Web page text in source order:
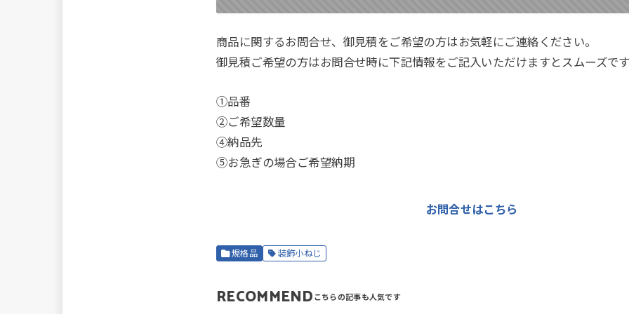
商品に関するお問合せ、御見積をご希望の方はお気軽にご連絡ください。
御見積ご希望の方はお問合せ時に下記情報をご記入いただけますとスムーズで
①品番
②ご希望数量
④納品先
⑤お急ぎの場合ご希望納期
お問合せはこちら
規格品 装飾小ねじ
RECOMMEND